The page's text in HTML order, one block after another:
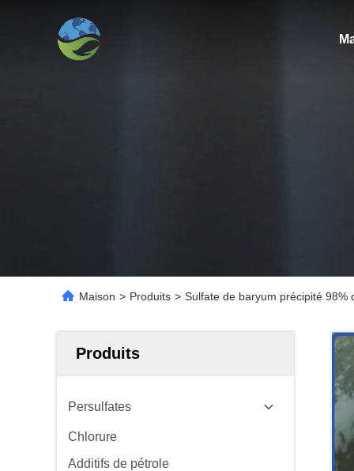
Maison > Produits > Sulfate de baryum précipité
Produits
Persulfates
Chlorure
Additifs de pétrole